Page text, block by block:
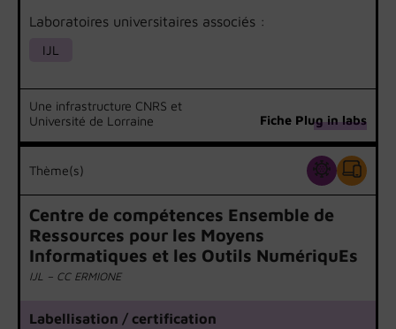
Laboratoires universitaires associés :
IJL
Une infrastructure CNRS et
Université de Lorraine
Fiche Plug in labs
Thème(s)
Centre de compétences Ensemble de
Ressources pour les Moyens
Informatiques et les Outils NumériquEs
IJL – CC ERMIONE
Labellisation / certification